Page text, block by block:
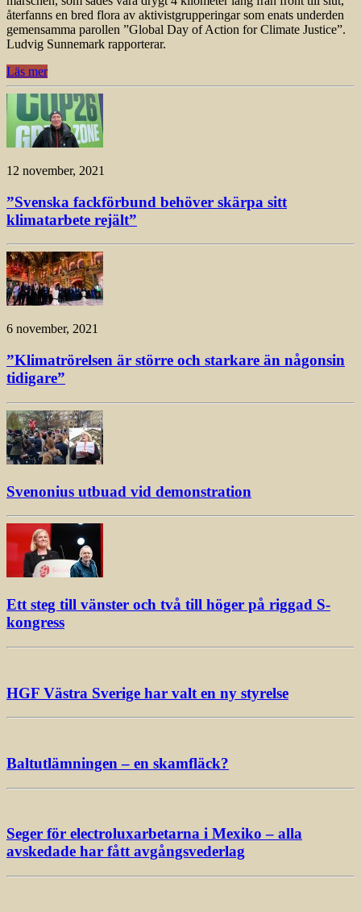
återfanns en bred flora av aktivistgrupperingar som enats underden
gemensamma parollen ”Global Day of Action for Climate Justice”.
Ludvig Sunnemark rapporterar.
Läs mer
12 november, 2021
”Svenska fackförbund behöver skärpa sitt
klimatarbete rejält”
6 november, 2021
”Klimatrörelsen är större och starkare än någonsin
tidigare”
Svenonius utbuad vid demonstration
Ett steg till vänster och två till höger på riggad S-
kongress
HGF Västra Sverige har valt en ny styrelse
Baltutlämningen – en skamfläck?
Seger för electroluxarbetarna i Mexiko – alla
avskedade har fått avgångsvederlag